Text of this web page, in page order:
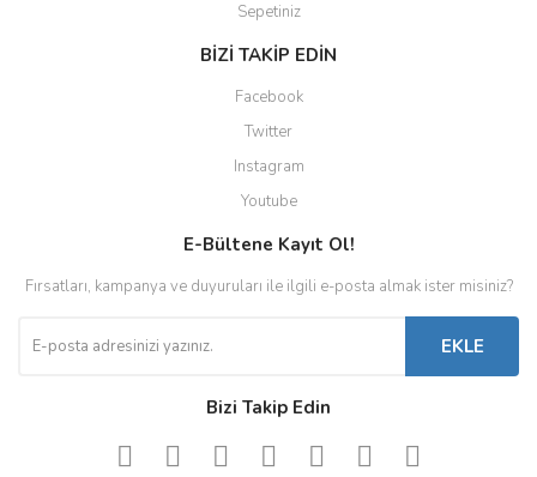
Sepetiniz
BİZİ TAKİP EDİN
Facebook
Twitter
Instagram
Youtube
E-Bültene Kayıt Ol!
Fırsatları, kampanya ve duyuruları ile ilgili e-posta almak ister misiniz?
EKLE
Bizi Takip Edin